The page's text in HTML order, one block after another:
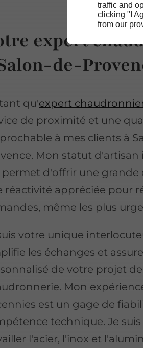
traffic and
clicking "I
from our
expert
de-
qu'expert
de proximité et une
à mes clients à
Mon statut
permet d'offrir une grande
réactivité appréciée pour
même les plus
votre unique
les échanges et
de votre projet de
Mon
est un gage de
technique. Je
l'acier, l'inox et